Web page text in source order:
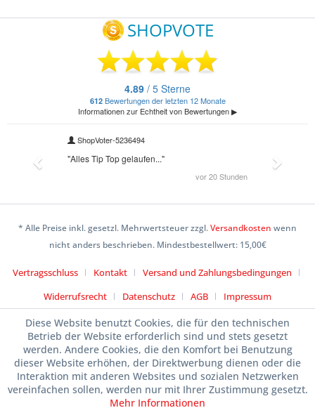
* Alle Preise inkl. gesetzl. Mehrwertsteuer zzgl.Versandkosten wenn
nicht anders beschrieben. Mindestbestellwert: 15,00€
Vertragsschluss Kontakt
Versand und Zahlungsbedingungen
Widerrufsrecht
Datenschutz AGB Impressum
Diese Website benutzt Cookies, die für den technischen
Betrieb der Website erforderlich sind und stets gesetzt
werden. Andere Cookies, die den Komfort bei Benutzung
dieser Website erhöhen, der Direktwerbung dienen oder die
Interaktion mit anderen Websites und sozialen Netzwerken
vereinfachen sollen, werden nur mit Ihrer Zustimmung gesetzt.
Mehr Informationen